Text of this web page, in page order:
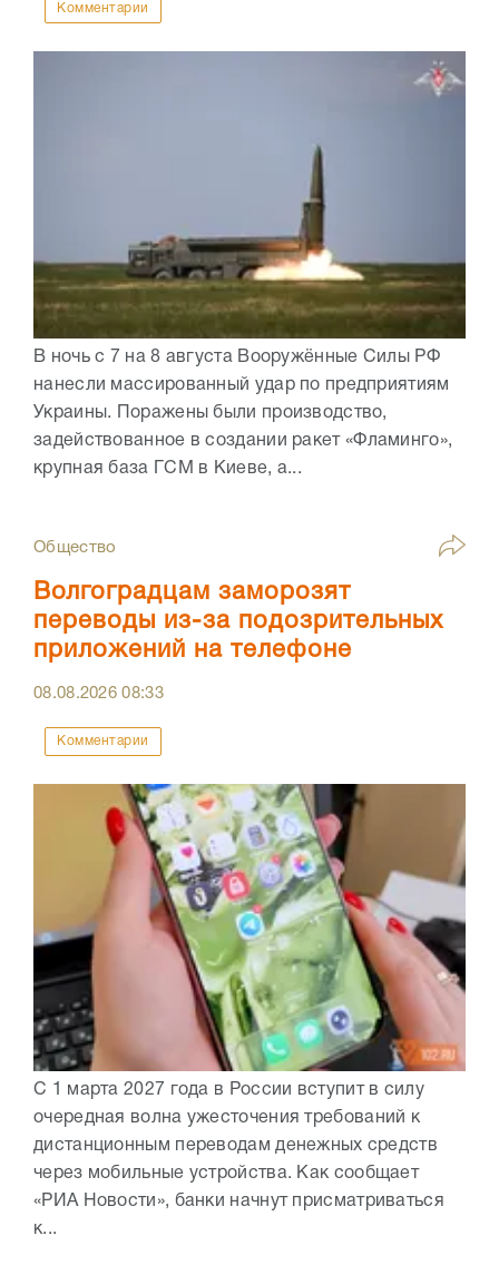
Комментарии
В ночь с 7 на 8 августа Вооружённые Силы РФ
нанесли массированный удар по предприятиям
Украины. Поражены были производство,
задействованное в создании ракет «Фламинго»,
крупная база ГСМ в Киеве, а...
Общество
Волгоградцам заморозят
переводы из-за подозрительных
приложений на телефоне
08.08.202608:33
Комментарии
С 1 марта 2027 года в России вступит в силу
очередная волна ужесточения требований к
дистанционным переводам денежных средств
через мобильные устройства. Как сообщает
«РИА Новости», банки начнут присматриваться
к...